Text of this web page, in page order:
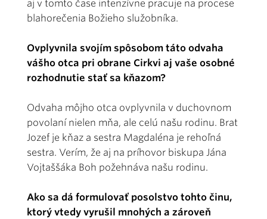
aj v tomto čase intenzívne pracuje na procese
blahorečenia Božieho služobníka.
Ovplyvnila svojím spôsobom táto odvaha
vášho otca pri obrane Cirkvi aj vaše osobné
rozhodnutie stať sa kňazom?
Odvaha môjho otca ovplyvnila v duchovnom
povolaní nielen mňa, ale celú našu rodinu. Brat
Jozef je kňaz a sestra Magdaléna je rehoľná
sestra. Verím, že aj na príhovor biskupa Jána
Vojtaššáka Boh požehnáva našu rodinu.
Ako sa dá formulovať posolstvo tohto činu,
ktorý vtedy vyrušil mnohých a zároveň